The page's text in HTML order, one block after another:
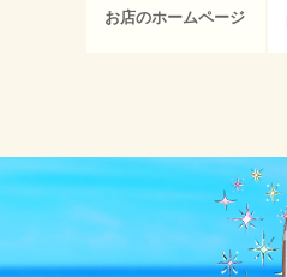
お店のホームページ